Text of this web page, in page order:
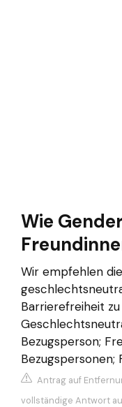
Wie
Wir empfehlen
Barrierefreiheit
Bezugsperson;
Bezugspersonen;
Antrag auf
vollständige Antwort